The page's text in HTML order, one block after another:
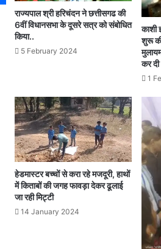
ड्रा
नि
का
ल
के
दौ
स
आ
स
मा
ज
द्वा
रा
ल
आं
राज्यपाल श्री हरिचंदन ने छत्तीसगढ की
6वीं विधानसभा के दूसरे सत्र को संबोधित
किया..
5 February 2024
काशी
शुरू
कर
1
हेडमास्टर बच्चों से करा रहे मजदूरी, हाथों
में किताबों की जगह फावड़ा देकर ढूलाई
जा रही मिट्टी
14 January 2024